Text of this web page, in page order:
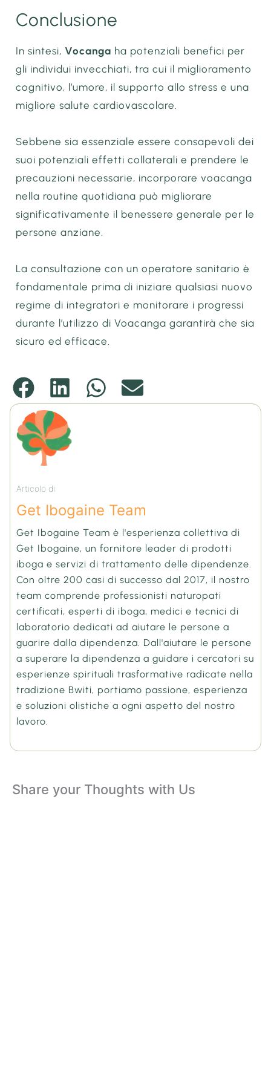
Conclusione
In sintesi,Vocanga ha potenziali benefici per
gli individui invecchiati, tra cui il miglioramento
cognitivo, l’umore, il supporto allo stress e una
migliore salute cardiovascolare.
Sebbene sia essenziale essere consapevoli dei
suoi potenziali effetti collaterali e prendere le
precauzioni necessarie, incorporare voacanga
nella routine quotidiana può migliorare
significativamente il benessere generale per le
persone anziane.
La consultazione con un operatore sanitario è
fondamentale prima di iniziare qualsiasi nuovo
regime di integratori e monitorare i progressi
durante l’utilizzo di Voacanga garantirà che sia
sicuro ed efficace.
Articolo di:
Get Ibogaine Team
Get Ibogaine Team è l'esperienza collettiva di
Get Ibogaine, un fornitore leader di prodotti
iboga e servizi di trattamento delle dipendenze.
Con oltre 200 casi di successo dal 2017, il nostro
team comprende professionisti naturopati
certificati, esperti di iboga, medici e tecnici di
laboratorio dedicati ad aiutare le persone a
guarire dalla dipendenza. Dall'aiutare le persone
a superare la dipendenza a guidare i cercatori su
esperienze spirituali trasformative radicate nella
tradizione Bwiti, portiamo passione, esperienza
e soluzioni olistiche a ogni aspetto del nostro
lavoro.
Share your Thoughts with Us